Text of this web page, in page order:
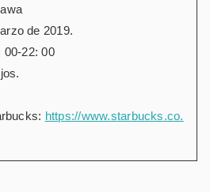
de 2019.
00-22: 00
https://www.starbucks.co.